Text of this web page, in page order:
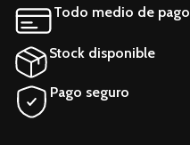
Otros
Todo medio de pago
Stock disponible
Pago seguro